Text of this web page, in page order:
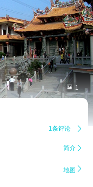
 1
1条评论 
简介 
地图 